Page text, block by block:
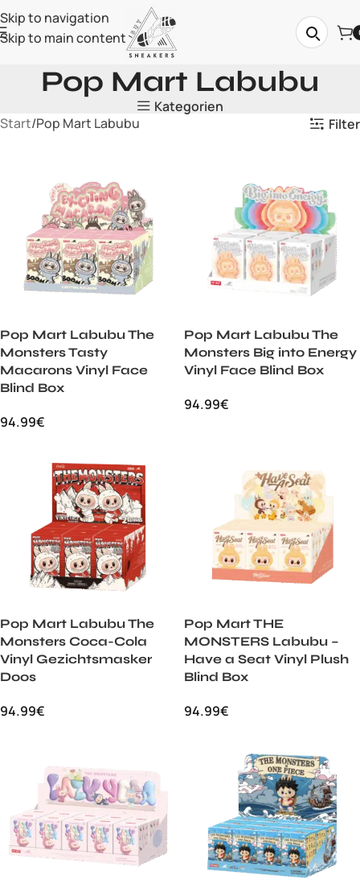
Skip to navigation
Skip to main content
Pop Mart Labubu
Kategorien
Start Pop Mart Labubu Filter
Pop Mart Labubu The
Monsters Tasty
Macarons Vinyl Face
Blind Box
94.99€
Pop Mart Labubu The
Monsters Big into Energy
Vinyl Face Blind Box
94.99€
Pop Mart Labubu The
Monsters Coca-Cola
Vinyl Gezichtsmasker
Doos
94.99€
Pop Mart THE
MONSTERS Labubu –
Have a Seat Vinyl Plush
Blind Box
94.99€